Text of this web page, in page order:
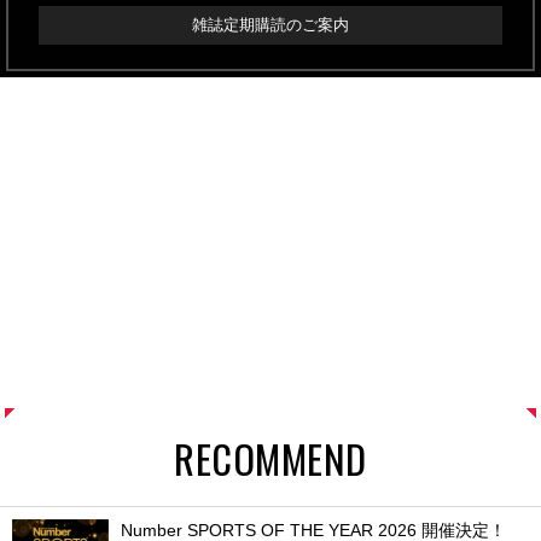
雑誌定期購読のご案内
RECOMMEND
Number SPORTS OF THE YEAR 2026 開催決定！